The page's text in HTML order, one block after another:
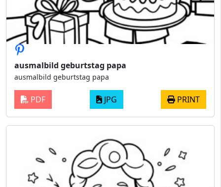
ausmalbild geburtstag papa
ausmalbild geburtstag papa
PDF JPG PRINT